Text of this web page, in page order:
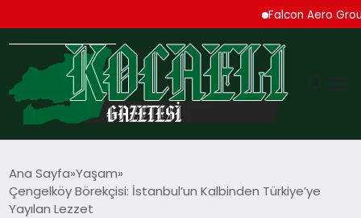
Falcon Aero Group,
TEKNOLOJI
Ana Sayfa Yaşam
Çengelköy Börekçisi: İstanbul’un Kalbinden Türkiye’ye
Yayılan Lezzet